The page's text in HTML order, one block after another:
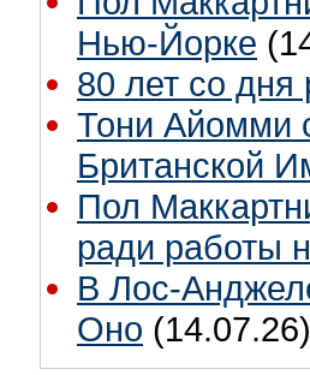
Нью-Йорке
80 лет со
Тони Айомми
Британской
Пол
ради работы
В Лос-
Оно (14.07.26)